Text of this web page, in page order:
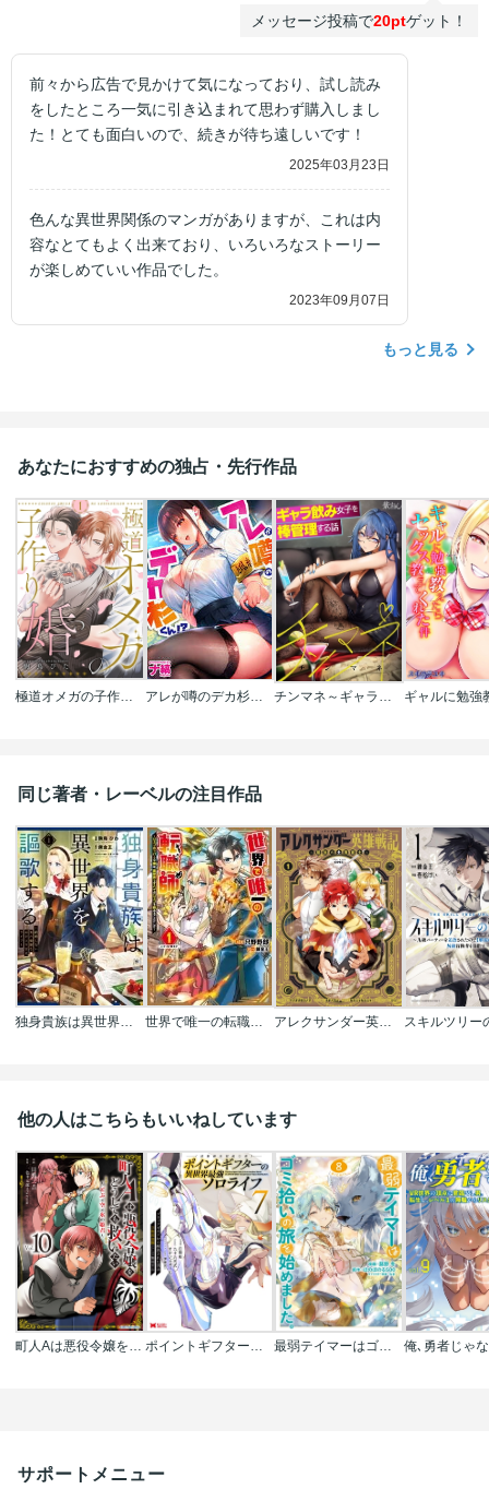
メッセージ投稿で20ptゲット！
前々から広告で見かけて気になっており、試し読み
をしたところ一気に引き込まれて思わず購入しまし
た！とても面白いので、続きが待ち遠しいです！
2025年03月23日
色んな異世界関係のマンガがありますが、これは内
容なとてもよく出来ており、いろいろなストーリー
が楽しめていい作品でした。
2023年09月07日
もっと見る
あなたにおすすめの独占・先行作品
極道オメガの子作り婚 アレが噂のデカ杉くん！？【フルカラー】 チンマネ～ギャラ飲み女子を棒管理する話～【フルカラー】
同じ著者・レーベルの注目作品
世界で唯一の転職師～ジョブホッパーな俺は､異世界ですべてのジョブを極めることにした～@COMIC
他の人はこちらもいいねしています
サポートメニュー